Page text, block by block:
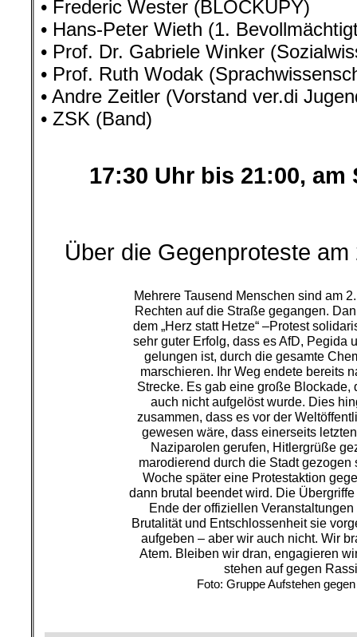
• Frederic Wester (BLOCKUPY)
• Hans-Peter Wieth (1.
• Prof. Dr. Gabriele Winker
• Prof. Ruth Wodak
• Andre Zeitler (Vorstand ver.di
• ZSK (Band)
17:30 Uhr bis 21:00,
Über die Gegenproteste
Mehrere Tausend Menschen sind am
Rechten auf die Straße gegangen.
dem „Herz statt Hetze“ –Protest
sehr guter Erfolg, dass es AfD, Pegida
gelungen ist, durch die gesamte
marschieren. Ihr Weg endete bereits
Strecke. Es gab eine große Blockade,
auch nicht aufgelöst wurde. Dies
zusammen, dass es vor der
gewesen wäre, dass einerseits
Naziparolen gerufen, Hitlergrüße
marodierend durch die Stadt
Woche später eine Protestaktion
dann brutal beendet wird. Die
Ende der offiziellen
Brutalität und Entschlossenheit sie
aufgeben – aber wir auch nicht. Wir
Atem. Bleiben wir dran, engagieren
stehen auf gegen
Foto: Gruppe Aufstehen